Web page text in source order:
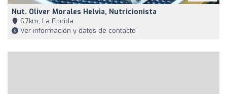
Nut. Oliver Morales Helvia, Nutricionista
6,7km, La Florida
Ver información y datos de contacto